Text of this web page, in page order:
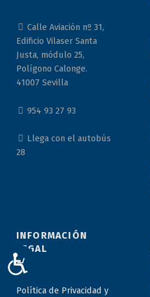
Calle Aviación nº 31,
Edificio Vilaser Santa
Justa, módulo 25,
Polígono Calonge.
41007 Sevilla
954 93 27 93
Llega con el autobús
28
INFORMACIÓN
LEGAL
Política de Privacidad y